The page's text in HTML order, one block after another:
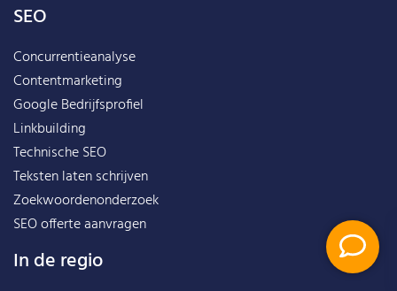
SEO
Concurrentieanalyse
Contentmarketing
Google Bedrijfsprofiel
Linkbuilding
Technische SEO
Teksten laten schrijven
Zoekwoordenonderzoek
SEO offerte aanvragen
In de regio